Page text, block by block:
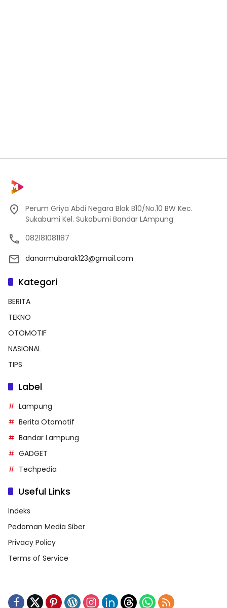
Perum Griya Abdi Negara Blok B10/No.10 BW Kec.
Sukabumi Kel. Sukabumi Bandar LAmpung
082181081187
danarmubarak123@gmail.com
Kategori
BERITA
TEKNO
OTOMOTIF
NASIONAL
TIPS
Label
Lampung
Berita Otomotif
Bandar Lampung
GADGET
Techpedia
Useful Links
Indeks
Pedoman Media Siber
Privacy Policy
Terms of Service